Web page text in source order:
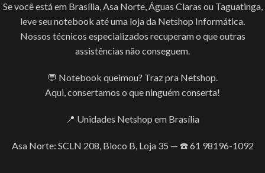
Se você está em Brasília, Asa Norte, Águas Claras ou Taguatinga,
leve seu notebook até uma loja da Netshop Informática.
Nossos técnicos especializados recuperam o que outras
assistências não conseguem.
💬 Notebook queimou? Traz pra Netshop.
Aqui, consertamos o que ninguém conserta!
📍 Unidades Netshop em Brasília
Asa Norte: SCLN 208, Bloco B, Loja 35 — ☎️ 61 98196-1092